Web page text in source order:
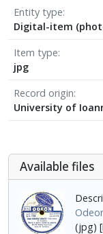
Entity type
Digital-item
Item type
jpg
Record origin
University of
Αvailable files
(jpg)